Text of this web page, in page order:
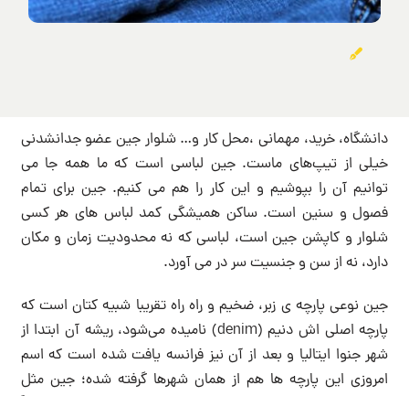
دانشگاه، خرید، مهمانی ،محل کار و… شلوار جین عضو جدانشدنی
خیلی از تیپ‌های ماست. جین لباسی است که ما همه جا می
توانیم آن را بپوشیم و این کار را هم می کنیم. جین برای تمام
فصول و سنین است. ساکن همیشگی کمد لباس های هر کسی
شلوار و کاپشن جین است، لباسی که نه محدودیت زمان و مکان
دارد، نه از سن و جنسیت سر در می آورد.
جین نوعی پارچه ی زبر، ضخیم و راه راه تقریبا شبیه کتان است که
پارچه اصلی اش دنیم (denim) نامیده می‌شود، ریشه آن ابتدا از
شهر جنوا ایتالیا و بعد از آن نیز فرانسه یافت شده است که اسم
امروزی این پارچه ها هم از همان شهرها گرفته شده؛ جین مثل